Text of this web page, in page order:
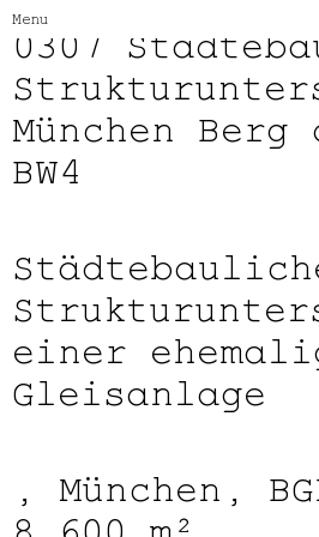
Menu
0307
München Berg
BW4
einer
Gleisanlage
, München,
8.600 m²